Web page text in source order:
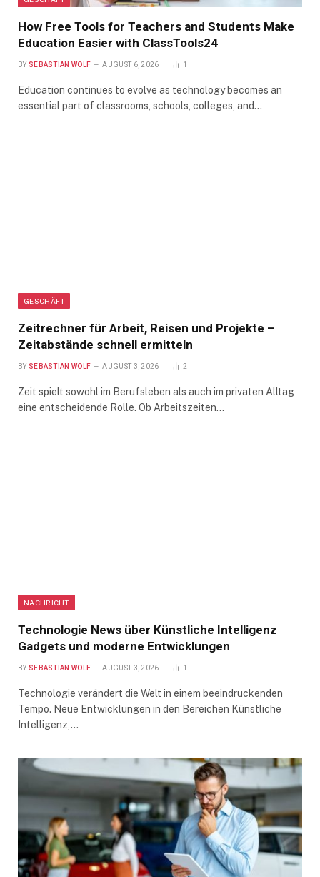
How Free Tools for Teachers and Students Make
Education Easier with ClassTools24
BY SEBASTIAN WOLF AUGUST 6, 2026 1
Education continues to evolve as technology becomes an
essential part of classrooms, schools, colleges, and…
GESCHÄFT
Zeitrechner für Arbeit, Reisen und Projekte –
Zeitabstände schnell ermitteln
BY SEBASTIAN WOLF AUGUST 3, 2026 2
Zeit spielt sowohl im Berufsleben als auch im privaten Alltag
eine entscheidende Rolle. Ob Arbeitszeiten…
NACHRICHT
Technologie News über Künstliche Intelligenz
Gadgets und moderne Entwicklungen
BY SEBASTIAN WOLF AUGUST 3, 2026 1
Technologie verändert die Welt in einem beeindruckenden
Tempo. Neue Entwicklungen in den Bereichen Künstliche
Intelligenz,…